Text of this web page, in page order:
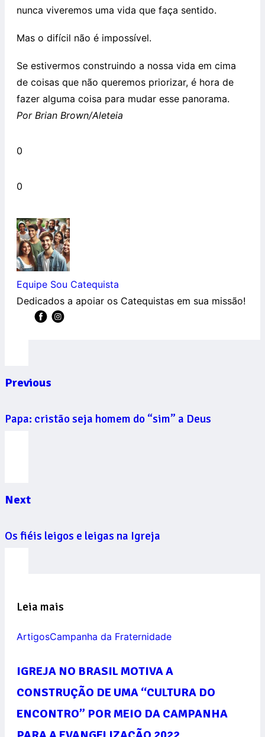
nunca viveremos uma vida que faça sentido.
Mas o difícil não é impossível.
Se estivermos construindo a nossa vida em cima
de coisas que não queremos priorizar, é hora de
fazer alguma coisa para mudar esse panorama.
Por Brian Brown/Aleteia
0
0
Equipe Sou Catequista
Dedicados a apoiar os Catequistas em sua missão!
Previous
Papa: cristão seja homem do “sim” a Deus
Next
Os fiéis leigos e leigas na Igreja
Leia mais
ArtigosCampanha da Fraternidade
IGREJA NO BRASIL MOTIVA A
CONSTRUÇÃO DE UMA “CULTURA DO
ENCONTRO” POR MEIO DA CAMPANHA